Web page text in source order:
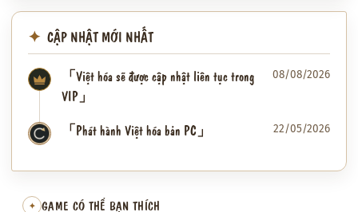
CẬP NHẬT MỚI NHẤT
「Việt hóa sẽ được cập nhật liên tục trong
VIP」
08/08/2026
✦ 「Phát hành Việt hóa bản PC」 22/05/2026
✦ GAME CÓ THỂ BẠN THÍCH